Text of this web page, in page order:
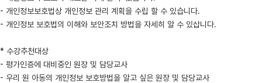
- 개인정보보호법상 개인정보 관리 계획을 수립 할 수 있습니다.
- 개인정보 보호법의 이해와 보안조치 방법을 자세히 알 수 있삽니다.
* 수강추천대상
- 평가인증에 대비중인 원장 및 담당교사
- 우리 원 아동의 개인정보 보호방법을 알고 싶은 원장 및 담당교사